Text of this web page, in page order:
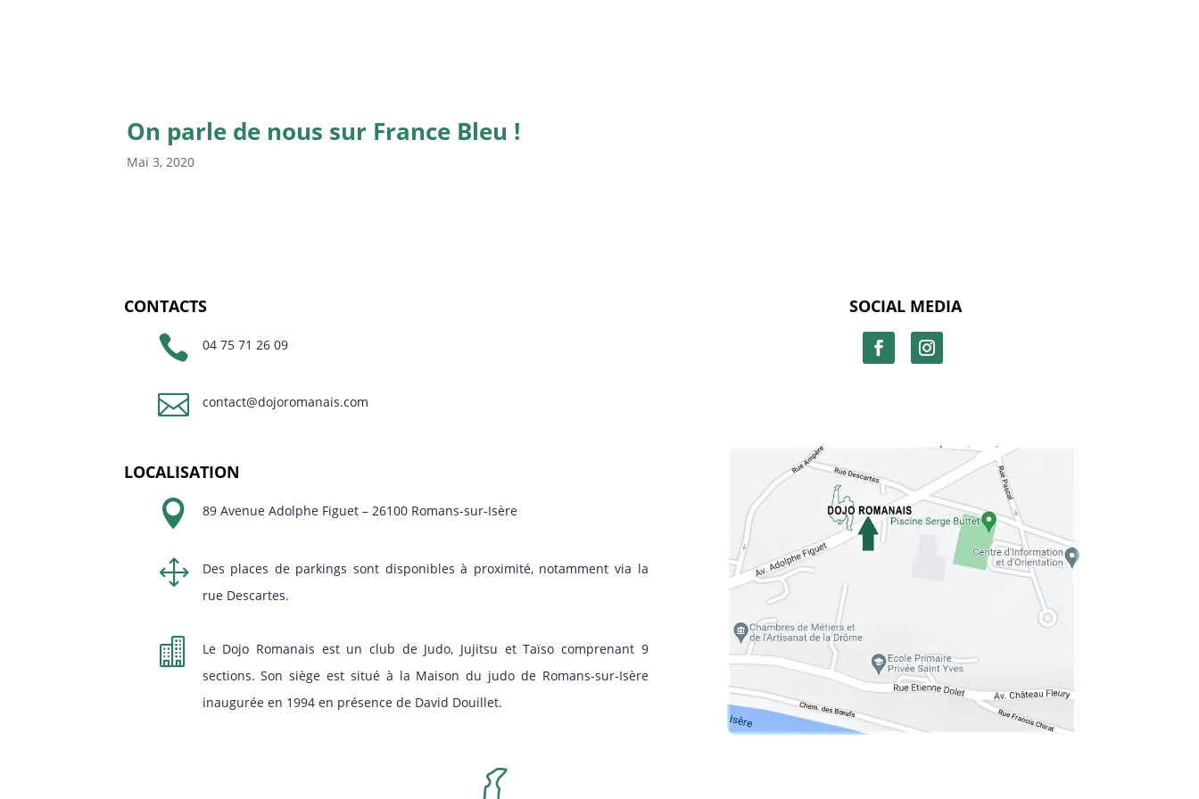
On parle de nous sur France Bleu !
Mai 3, 2020
CONTACTS
 04 75 71 26 09
 contact@dojoromanais.com
SOCIAL MEDIA
LOCALISATION
 89 Avenue Adolphe Figuet – 26100 Romans-sur-Isère
1
Des places de parkings sont disponibles à proximité, notamment via la
rue Descartes.

Le Dojo Romanais est un club de Judo, Jujitsu et Taïso comprenant 9
sections. Son siège est situé à la Maison du judo de Romans-sur-Isère
inaugurée en 1994 en présence de David Douillet.